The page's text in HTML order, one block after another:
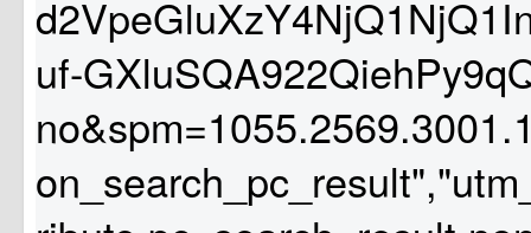
uf-